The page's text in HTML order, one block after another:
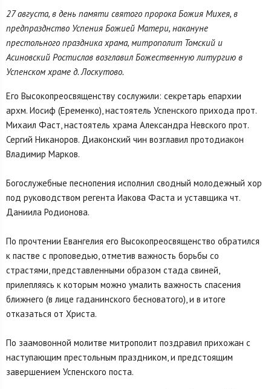
27 августа, в день памяти святого пророка Божия Михея, в
предпразднство Успения Божией Матери, накануне
престольного праздника храма, митрополит Томский и
Асиновский Ростислав возглавил Божественную литургию в
Успенском храме д. Лоскутово.
Его Высокопреосвященству сослужили: секретарь епархии
архм. Иосиф (Еременко), настоятель Успенского прихода прот.
Михаил Фаст, настоятель храма Александра Невского прот.
Сергий Никаноров. Диаконский чин возглавил протодиакон
Владимир Марков.
Богослужебные песнопения исполнил сводный молодежный хор
под руководством регента Иакова Фаста и уставщика чт.
Даниила Родионова.
По прочтении Евангелия его Высокопреосвященство обратился
к пастве с проповедью, отметив важность борьбы со
страстями, представленными образом стада свиней,
прилепляясь к которым можно умалить важность спасения
ближнего (в лице гаданинского бесноватого), и в итоге
отказаться от Христа.
По заамовонной молитве митрополит поздравил прихожан с
наступающим престольным праздником, и предстоящим
завершением Успенского поста.